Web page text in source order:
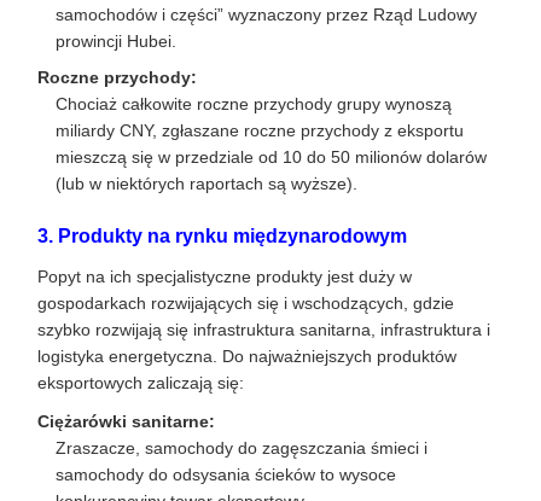
samochodów i części” wyznaczony przez Rząd Ludowy
prowincji Hubei.
Roczne przychody:
Chociaż całkowite roczne przychody grupy wynoszą
miliardy CNY, zgłaszane roczne przychody z eksportu
mieszczą się w przedziale od 10 do 50 milionów dolarów
(lub w niektórych raportach są wyższe).
3. Produkty na rynku międzynarodowym
Popyt na ich specjalistyczne produkty jest duży w
gospodarkach rozwijających się i wschodzących, gdzie
szybko rozwijają się infrastruktura sanitarna, infrastruktura i
logistyka energetyczna. Do najważniejszych produktów
eksportowych zaliczają się:
Ciężarówki sanitarne:
Zraszacze, samochody do zagęszczania śmieci i
samochody do odsysania ścieków to wysoce